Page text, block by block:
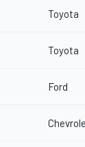
Toyota
Toyota
Ford